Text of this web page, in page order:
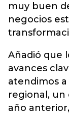
muy buen
negocios
Añadió que
avances
atendimos a
regional, un
año